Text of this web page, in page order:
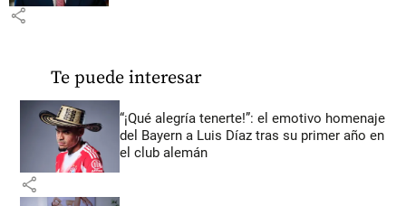
share
Te puede interesar
“¡Qué alegría tenerte!”: el emotivo homenaje
del Bayern a Luis Díaz tras su primer año en
el club alemán
share